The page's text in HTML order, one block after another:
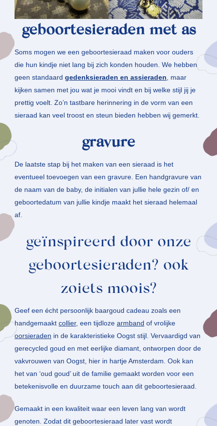
geboortesieraden met as
Soms mogen we een geboortesieraad maken voor ouders
die hun kindje niet lang bij zich konden houden. We hebben
geen standaard gedenksieraden en assieraden, maar
kijken samen met jou wat je mooi vindt en bij welke stijl jij je
prettig voelt. Zo’n tastbare herinnering in de vorm van een
sieraad kan veel troost en steun bieden hebben wij gemerkt.
gravure
De laatste stap bij het maken van een sieraad is het
eventueel toevoegen van een gravure. Een handgravure van
de naam van de baby, de initialen van jullie hele gezin of/ en
geboortedatum van jullie kindje maakt het sieraad helemaal
af.
geïnspireerd door onze
geboortesieraden? ook
zoiets moois?
Geef een écht persoonlijk baargoud cadeau zoals een
handgemaakt collier, een tijdloze armband of vrolijke
oorsieraden in de karakteristieke Oogst stijl. Vervaardigd van
gerecycled goud en met eerlijke diamant, ontworpen door de
vakvrouwen van Oogst, hier in hartje Amsterdam. Ook kan
het van ‘oud goud’ uit de familie gemaakt worden voor een
betekenisvolle en duurzame touch aan dit geboortesieraad.
Gemaakt in een kwaliteit waar een leven lang van wordt
genoten. Zodat dit geboortesieraad later vast wordt